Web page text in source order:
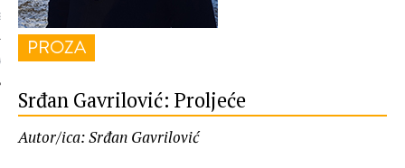
PROZA
Srđan Gavrilović: Proljeće
Autor/ica: Srđan Gavrilović